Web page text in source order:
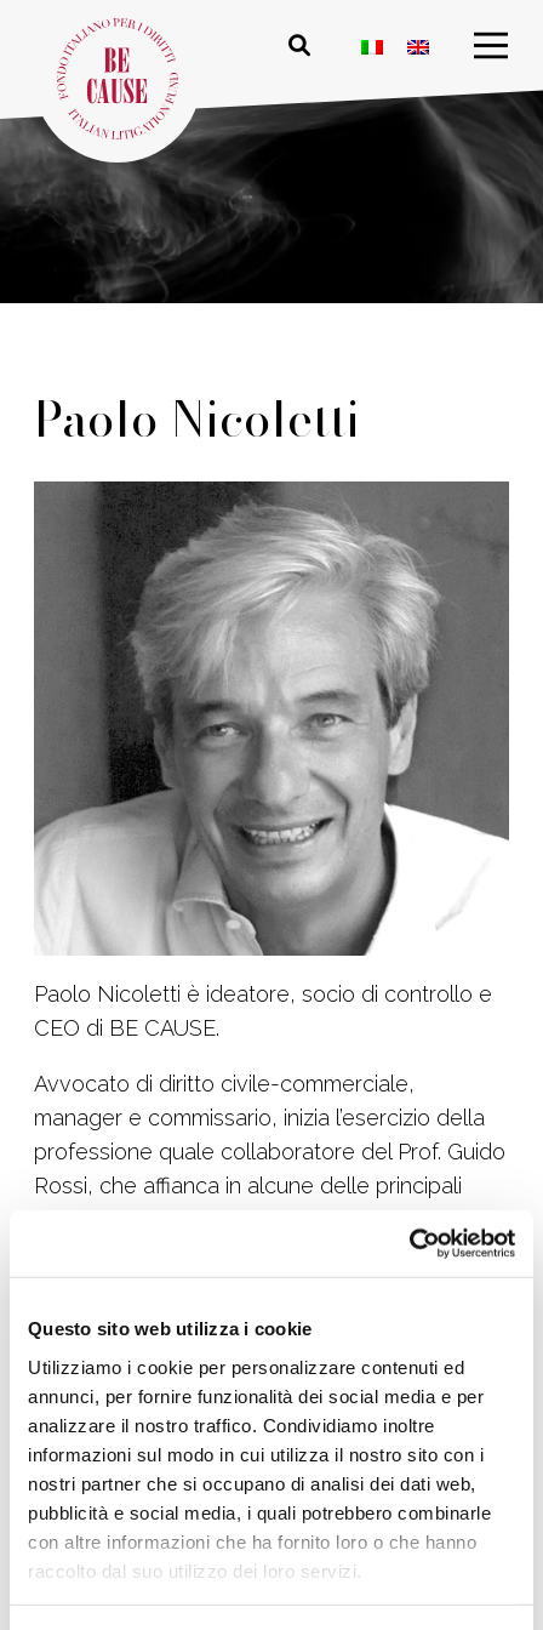
Questo sito web utilizza i cookie
Utilizziamo i cookie per personalizzare contenuti ed
annunci, per fornire funzionalità dei social media e per
analizzare il nostro traffico. Condividiamo inoltre
informazioni sul modo in cui utilizza il nostro sito con i
nostri partner che si occupano di analisi dei dati web,
pubblicità e social media, i quali potrebbero combinarle
con altre informazioni che ha fornito loro o che hanno
raccolto dal suo utilizzo dei loro servizi.
Paolo Nicoletti
Paolo Nicoletti è ideatore, socio di controllo e
CEO di BE CAUSE.
Avvocato di diritto civile-commerciale,
manager e commissario, inizia l’esercizio della
professione quale collaboratore del Prof. Guido
Rossi, che affianca in alcune delle principali
Telecom Italia e le privatizzazioni dell’Istituto
Nel periodo 2001-2020 è partner dello Studio
Legale NGD, da lui fondato e specializzato in
operazioni societarie straordinarie, M&A,
turnarounde gestione di crisi di impresa.
Nel 2006, durante il commissariamento della
FIGC – Federazione Italiana Giuoco Calcio – a
causa dello scandalo di “Calciopoli”, con Guido
Rossi Commissario, Paolo Nicoletti è nominato